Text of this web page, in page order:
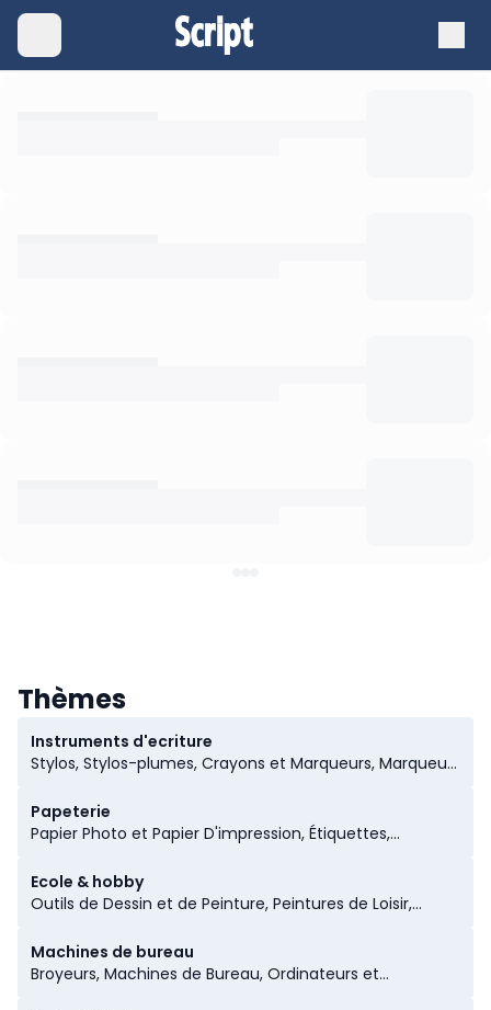
Thèmes
Instruments d'ecriture
Stylos, Stylos-plumes, Crayons et Marqueurs, Marqueurs
Papeterie
Papier Photo et Papier D'impression, Étiquettes,
Calendriers, Papeterie
Ecole & hobby
Outils de Dessin et de Peinture, Peintures de Loisir,
Machines de bureau
Broyeurs, Machines de Bureau, Ordinateurs et